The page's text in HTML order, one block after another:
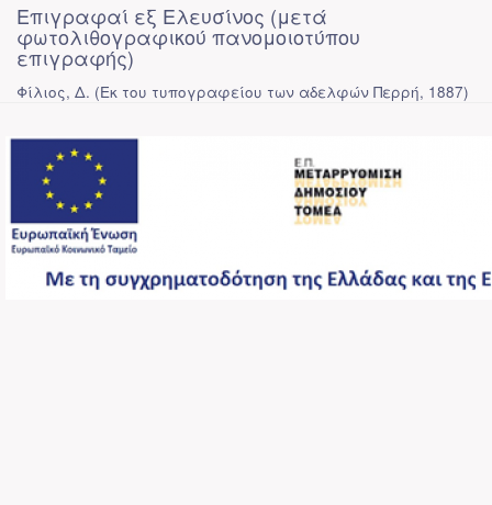
Επιγραφαί εξ Ελευσίνος (μετά
φωτολιθογραφικού πανομοιοτύπου
επιγραφής)
Φίλιος, Δ. (Εκ του τυπογραφείου των αδελφών Περρή, 1887)